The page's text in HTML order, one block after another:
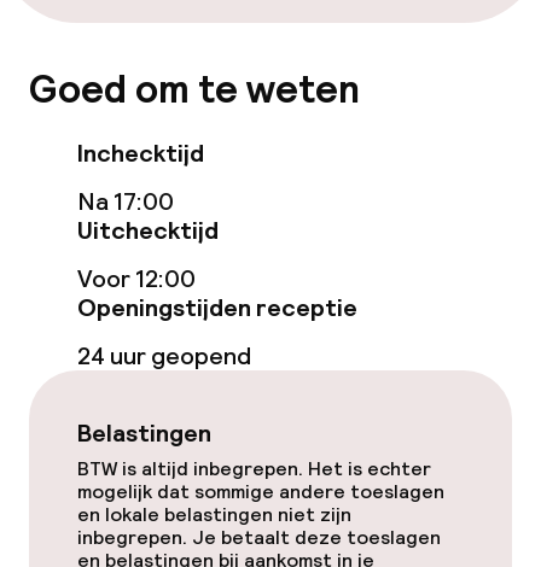
Goed om te weten
Inchecktijd
Na 17:00
Uitchecktijd
Voor 12:00
Openingstijden receptie
24 uur geopend
Belastingen
BTW is altijd inbegrepen. Het is echter
mogelijk dat sommige andere toeslagen
en lokale belastingen niet zijn
inbegrepen. Je betaalt deze toeslagen
en belastingen bij aankomst in je